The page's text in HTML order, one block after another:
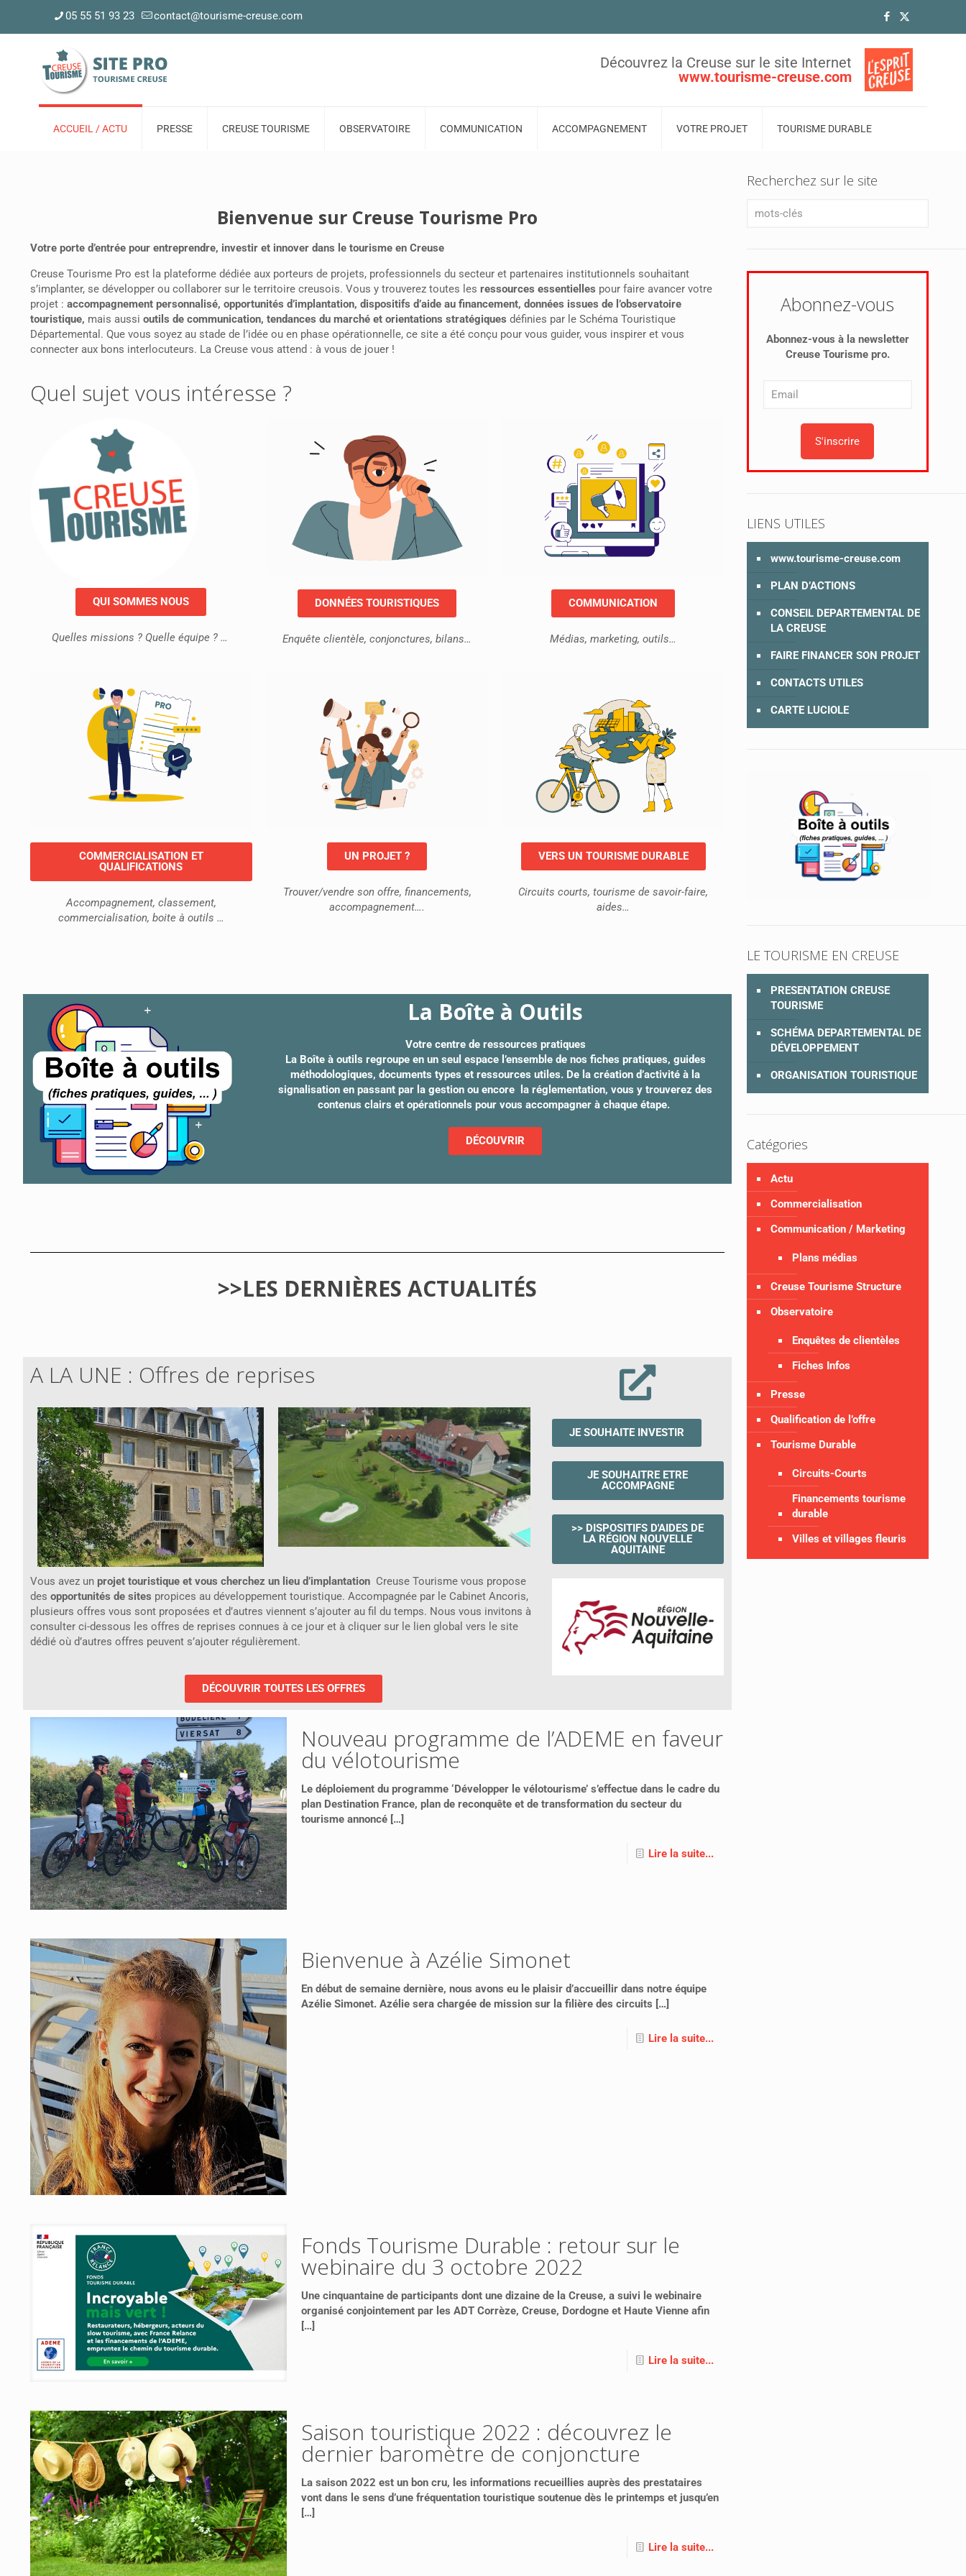
05 55 51 93 23 contact@tourisme-creuse.com
ACCUEIL / ACTU PRESSE CREUSE TOURISME OBSERVATOIRE COMMUNICATION ACCOMPAGNEMENT VOTRE PROJET TOURISME DURABLE
Découvrez la Creuse sur le site Internet
www.tourisme-creuse.com
Bienvenue sur Creuse Tourisme Pro
Votre porte d’entrée pour entreprendre, investir et innover dans le tourisme en Creuse
Creuse Tourisme Pro est la plateforme dédiée aux porteurs de projets, professionnels du secteur et partenaires institutionnels souhaitant
s’implanter, se développer ou collaborer sur le territoire creusois. Vous y trouverez toutes les ressources essentielles pour faire avancer votre
projet : accompagnement personnalisé, opportunités d’implantation, dispositifs d’aide au financement, données issues de l’observatoire
touristique, mais aussi outils de communication, tendances du marché et orientations stratégiques définies par le Schéma Touristique
Départemental. Que vous soyez au stade de l’idée ou en phase opérationnelle, ce site a été conçu pour vous guider, vous inspirer et vous
connecter aux bons interlocuteurs. La Creuse vous attend : à vous de jouer !
Quel sujet vous intéresse ?
QUI SOMMES NOUS
Quelles missions ? Quelle équipe ? …
DONNÉES TOURISTIQUES
Enquête clientèle, conjonctures, bilans…
COMMUNICATION
Médias, marketing, outils…
COMMERCIALISATION ET
QUALIFICATIONS
Accompagnement, classement,
commercialisation, boite à outils …
UN PROJET ?
Trouver/vendre son offre, financements,
accompagnement….
VERS UN TOURISME DURABLE
Circuits courts, tourisme de savoir-faire,
aides…
La Boîte à Outils
Votre centre de ressources pratiques
La Boîte à outils regroupe en un seul espace l’ensemble de nos fiches pratiques, guides
méthodologiques, documents types et ressources utiles. De la création d’activité à la
signalisation en passant par la gestion ou encore la réglementation, vous y trouverez des
contenus clairs et opérationnels pour vous accompagner à chaque étape.
DÉCOUVRIR
>>LES DERNIÈRES ACTUALITÉS
A LA UNE : Offres de reprises
Vous avez un projet touristique et vous cherchez un lieu d’implantation Creuse Tourisme vous propose
des opportunités de sites propices au développement touristique. Accompagnée par le Cabinet Ancoris,
plusieurs offres vous sont proposées et d’autres viennent s’ajouter au fil du temps. Nous vous invitons à
consulter ci-dessous les offres de reprises connues à ce jour et à cliquer sur le lien global vers le site
dédié où d’autres offres peuvent s’ajouter régulièrement.
DÉCOUVRIR TOUTES LES OFFRES
JE SOUHAITE INVESTIR
JE SOUHAITRE ETRE
ACCOMPAGNE
>> DISPOSITIFS D'AIDES DE
LA RÉGION NOUVELLE
AQUITAINE
Nouveau programme de l’ADEME en faveur
du vélotourisme
Le déploiement du programme ‘Développer le vélotourisme’ s’effectue dans le cadre du
plan Destination France, plan de reconquête et de transformation du secteur du
tourisme annoncé […]
Lire la suite...
Bienvenue à Azélie Simonet
En début de semaine dernière, nous avons eu le plaisir d’accueillir dans notre équipe
Azélie Simonet. Azélie sera chargée de mission sur la filière des circuits […]
Lire la suite...
Fonds Tourisme Durable : retour sur le
webinaire du 3 octobre 2022
Une cinquantaine de participants dont une dizaine de la Creuse, a suivi le webinaire
organisé conjointement par les ADT Corrèze, Creuse, Dordogne et Haute Vienne afin
[…]
Lire la suite...
Saison touristique 2022 : découvrez le
dernier baromètre de conjoncture
La saison 2022 est un bon cru, les informations recueillies auprès des prestataires
vont dans le sens d’une fréquentation touristique soutenue dès le printemps et jusqu’en
[…]
Lire la suite...
Recherchez sur le site
Abonnez-vous
Abonnez-vous à la newsletter
Creuse Tourisme pro.
LIENS UTILES
www.tourisme-creuse.com
PLAN D’ACTIONS
CONSEIL DEPARTEMENTAL DE
LA CREUSE
FAIRE FINANCER SON PROJET
CONTACTS UTILES
CARTE LUCIOLE
LE TOURISME EN CREUSE
PRESENTATION CREUSE
TOURISME
SCHÉMA DEPARTEMENTAL DE
DÉVELOPPEMENT
ORGANISATION TOURISTIQUE
Catégories
Actu
Commercialisation
Communication / Marketing
Plans médias
Creuse Tourisme Structure
Observatoire
Enquêtes de clientèles
Fiches Infos
Presse
Qualification de l’offre
Tourisme Durable
Circuits-Courts
Financements tourisme
durable
Villes et villages fleuris